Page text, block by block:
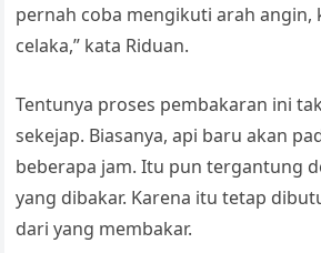
pernah coba mengikuti arah angin,
celaka,” kata Riduan.
Tentunya proses pembakaran ini
sekejap. Biasanya, api baru akan
beberapa jam. Itu pun tergantung
yang dibakar. Karena itu tetap
dari yang membakar.